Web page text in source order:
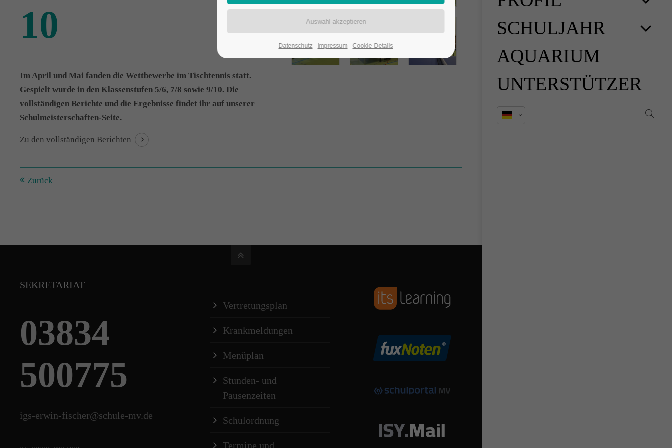
SCHULJAHR
AQUARIUM
UNTERSTÜTZER
10
Im April und Mai fanden die Wettbewerbe im Tischtennis statt.
Gespielt wurde in den Klassenstufen 5/6, 7/8 sowie 9/10. Die
vollständigen Berichte und die Ergebnisse findet ihr auf unserer
Schulmeisterschaften-Seite.
Zu den vollständigen Berichten
Zurück
SEKRETARIAT
03834
500775
igs-erwin-fischer@schule-mv.de
Vertretungsplan
Krankmeldungen
Menüplan
Stunden- und
Pausenzeiten
Schulordnung
Termine und
Datenschutz Impressum Cookie-Details